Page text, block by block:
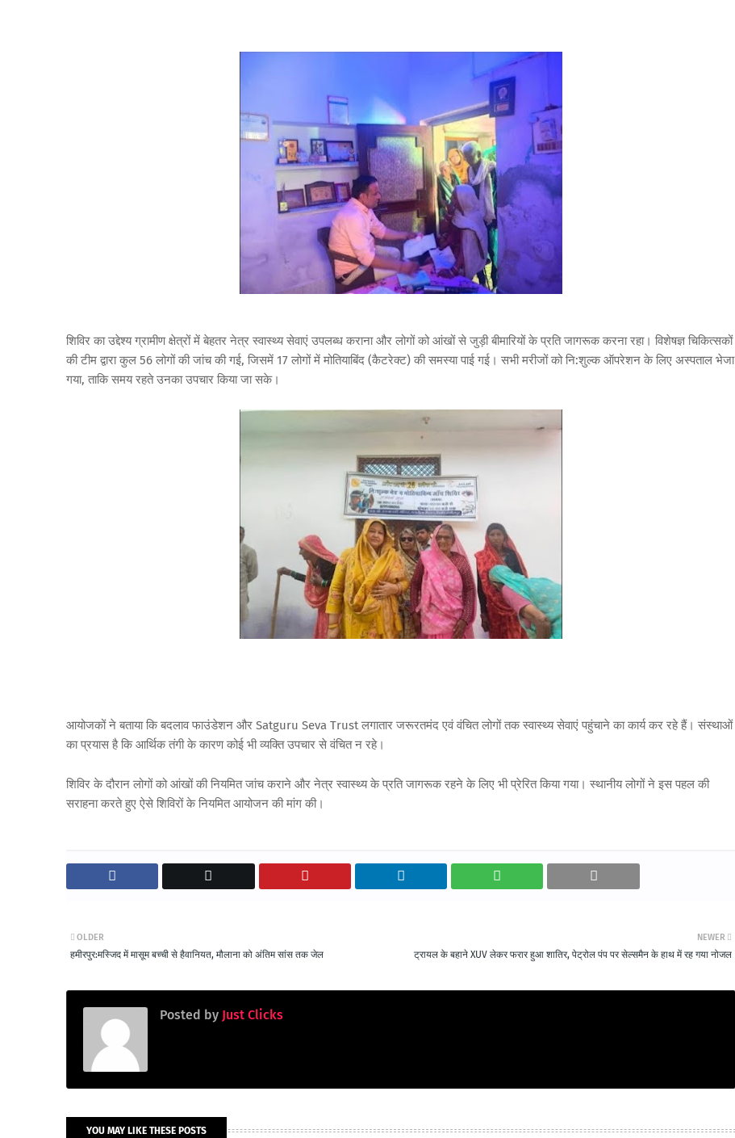
शिविर का उद्देश्य ग्रामीण क्षेत्रों में बेहतर नेत्र स्वास्थ्य सेवाएं उपलब्ध कराना और लोगों को आंखों से जुड़ी बीमारियों के प्रति जागरूक करना रहा। विशेषज्ञ चिकित्सकों
की टीम द्वारा कुल 56 लोगों की जांच की गई, जिसमें 17 लोगों में मोतियाबिंद (कैटरेक्ट) की समस्या पाई गई। सभी मरीजों को नि:शुल्क ऑपरेशन के लिए अस्पताल भेजा
गया, ताकि समय रहते उनका उपचार किया जा सके।
आयोजकों ने बताया कि बदलाव फाउंडेशन और Satguru Seva Trust लगातार जरूरतमंद एवं वंचित लोगों तक स्वास्थ्य सेवाएं पहुंचाने का कार्य कर रहे हैं। संस्थाओं
का प्रयास है कि आर्थिक तंगी के कारण कोई भी व्यक्ति उपचार से वंचित न रहे।
शिविर के दौरान लोगों को आंखों की नियमित जांच कराने और नेत्र स्वास्थ्य के प्रति जागरूक रहने के लिए भी प्रेरित किया गया। स्थानीय लोगों ने इस पहल की
सराहना करते हुए ऐसे शिविरों के नियमित आयोजन की मांग की।
NEWER
ट्रायल के बहाने XUV लेकर फरार हुआ शातिर, पेट्रोल पंप पर सेल्समैन के हाथ में रह गया नोजल
OLDER
हमीरपुर:मस्जिद में मासूम बच्ची से हैवानियत, मौलाना को अंतिम सांस तक जेल
Posted by Just Clicks
YOU MAY LIKE THESE POSTS